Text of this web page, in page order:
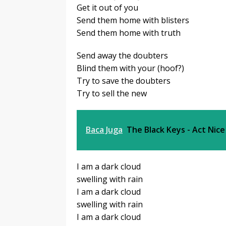
Get it out of you
Send them home with blisters
Send them home with truth
Send away the doubters
Blind them with your (hoof?)
Try to save the doubters
Try to sell the new
Baca Juga The Black Keys - Act
I am a dark cloud
swelling with rain
I am a dark cloud
swelling with rain
I am a dark cloud